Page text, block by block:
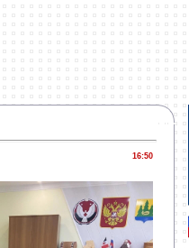
16:50